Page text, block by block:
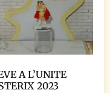
A L’UNITE
2023